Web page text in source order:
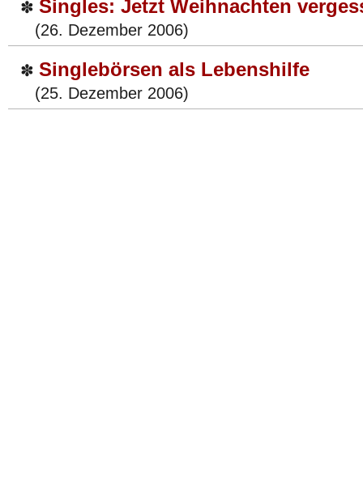
✽ Singles: Jetzt Weihnachten
(26. Dezember 2006)
✽ Singlebörsen als Lebenshilfe
(25. Dezember 2006)